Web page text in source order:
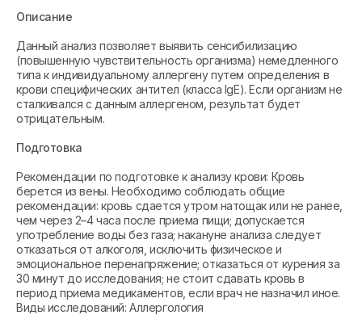
Описание
Данный анализ позволяет выявить сенсибилизацию
(повышенную чувствительность организма) немедленного
типа к индивидуальному аллергену путем определения в
крови специфических антител (класса IgE). Если организм не
сталкивался с данным аллергеном, результат будет
отрицательным.
Подготовка
Рекомендации по подготовке к анализу крови: Кровь
берется из вены. Необходимо соблюдать общие
рекомендации: кровь сдается утром натощак или не ранее,
чем через 2–4 часа после приема пищи; допускается
употребление воды без газа; накануне анализа следует
отказаться от алкоголя, исключить физическое и
эмоциональное перенапряжение; отказаться от курения за
30 минут до исследования; не стоит сдавать кровь в
период приема медикаментов, если врач не назначил иное.
Виды исследований: Аллергология